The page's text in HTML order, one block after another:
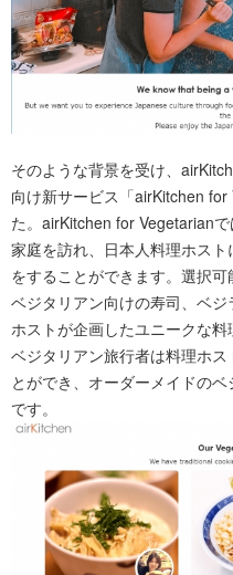
そのような背景を受け、
向け新サービス「airKitchen
た。airKitchen for Vegetarian
家庭を訪れ、日本人料理ホス
をすることができます。選択
ベジタリアン向けの寿司、ベ
ホストが企画したユニークな
ベジタリアン旅行者は料理ホ
とができ、オーダーメイドの
です。